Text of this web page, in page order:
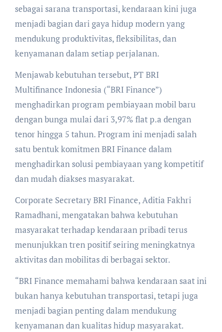
sebagai sarana transportasi, kendaraan kini juga
menjadi bagian dari gaya hidup modern yang
mendukung produktivitas, fleksibilitas, dan
kenyamanan dalam setiap perjalanan.
Menjawab kebutuhan tersebut, PT BRI
Multifinance Indonesia (“BRI Finance”)
menghadirkan program pembiayaan mobil baru
dengan bunga mulai dari 3,97% flat p.a dengan
tenor hingga 5 tahun. Program ini menjadi salah
satu bentuk komitmen BRI Finance dalam
menghadirkan solusi pembiayaan yang kompetitif
dan mudah diakses masyarakat.
Corporate Secretary BRI Finance, Aditia Fakhri
Ramadhani, mengatakan bahwa kebutuhan
masyarakat terhadap kendaraan pribadi terus
menunjukkan tren positif seiring meningkatnya
aktivitas dan mobilitas di berbagai sektor.
“BRI Finance memahami bahwa kendaraan saat ini
bukan hanya kebutuhan transportasi, tetapi juga
menjadi bagian penting dalam mendukung
kenyamanan dan kualitas hidup masyarakat.